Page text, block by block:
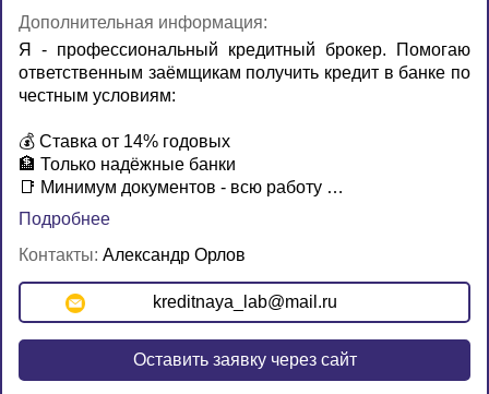
Дополнительная информация:
Я - профессиональный кредитный брокер. Помогаю
ответственным заёмщикам получить кредит в банке по
честным условиям:
💰 Ставка от 14% годовых
🏦 Только надёжные банки
📑 Минимум документов - всю работу …
Подробнее
Контакты: Александр Орлов
kreditnaya_lab@mail.ru
Оставить заявку через сайт